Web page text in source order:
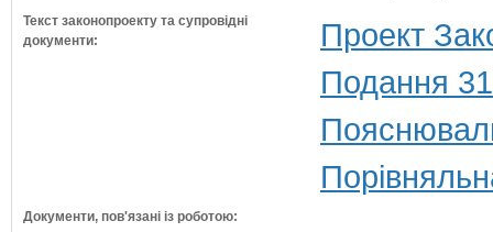
Текст законопроекту та супровідні
документи:
Проект
Подання
Документи, пов'язані із роботою: